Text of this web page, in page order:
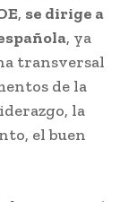
, se dirige a
, ya
transversal
de la
la
el buen